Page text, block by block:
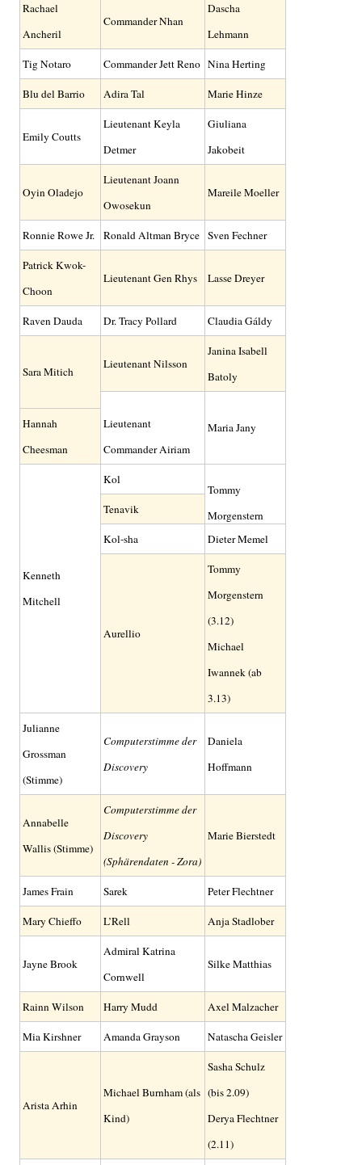
Rachael
Ancheril
Commander Nhan
Dascha
Lehmann
Tig Notaro Commander Jett Reno Nina Herting
Blu del Barrio Adira Tal Marie Hinze
Emily Coutts
Lieutenant Keyla
Detmer
Giuliana
Jakobeit
Oyin Oladejo
Lieutenant Joann
Owosekun
Mareile Moeller
Ronnie Rowe Jr. Ronald Altman Bryce Sven Fechner
Patrick Kwok-
Choon
Lieutenant Gen Rhys Lasse Dreyer
Raven Dauda Dr. Tracy Pollard Claudia Gáldy
Sara Mitich
Lieutenant Nilsson
Janina Isabell
Batoly
Lieutenant
Commander Airiam
Maria Jany
Hannah
Cheesman
Kenneth
Mitchell
Kol
Tommy
Morgenstern
Tenavik
Kol-sha Dieter Memel
Aurellio
Tommy
Morgenstern
(3.12)
Michael
Iwannek (ab
3.13)
Julianne
Grossman
(Stimme)
Computerstimme der
Discovery
Daniela
Hoffmann
Annabelle
Wallis (Stimme)
Computerstimme der
Discovery
(Sphärendaten - Zora)
Marie Bierstedt
James Frain Sarek Peter Flechtner
Mary Chieffo L’Rell Anja Stadlober
Jayne Brook
Admiral Katrina
Cornwell
Silke Matthias
Rainn Wilson Harry Mudd Axel Malzacher
Mia Kirshner Amanda Grayson Natascha Geisler
Arista Arhin
Michael Burnham (als
Kind)
Sasha Schulz
(bis 2.09)
Derya Flechtner
(2.11)